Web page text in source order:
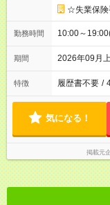
☆失業保険
勤務時間 10:00～
期間 2026年09月
特徴 履歴書不要 /
気になる！
掲載元